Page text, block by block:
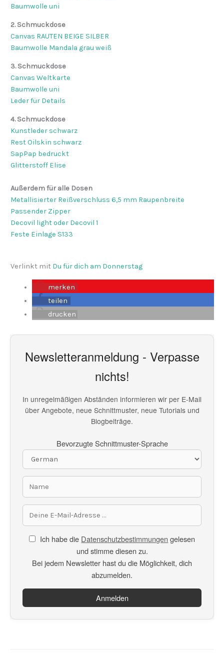
Baumwolle uni
2. Schmuckdose
Canvas RAUTEN BEIGE SILBER
Baumwolle Mandala grau weiß
3. Schmuckdose
Canvas Weltkarte
Baumwolle uni
Leder für Details
4. Schmuckdose
Kunstleder schwarz
Rest Oilskin schwarz
SapPap bedruckt
Glitterstoff Elise
Außerdem für alle Dosen
Metallisierter Reißverschluss 6,5 mm Raupenbreite
Passender Zipper
Decovil light oder Decovil 1
Feste Einlage S133
Verlinkt mit Du für dich am Donnerstag
merken
teilen
drucken
Newsletteranmeldung - Verpasse
nichts!
In unregelmäßigen Abständen informieren wir per E-Mail
über Angebote, neue Schnittmuster, neue Tutorials und
Blogbeiträge.
Bevorzugte Schnittmuster-Sprache
Ich habe die Datenschutzbestimmungen gelesen
und stimme diesen zu.
Bei jedem Newsletter hast du die Möglichkeit, dich
abzumelden.